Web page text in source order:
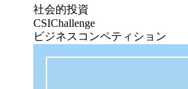
社会的投資
CSIChallenge
ビジネスコンペティション